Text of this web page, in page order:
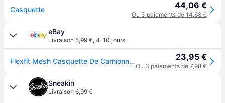
Casquette 44,06 €
Ou 3 paiements de 14,68 €
eBay
Livraison 5,99 €, 4-10 jours
Flexfit Mesh Casquette De Camionneur Extérieur Armée Décontractée Randonnée Buck 23,95 €
Ou 3 paiements de 7,98 €
Sneakin
Livraison 6,99 €